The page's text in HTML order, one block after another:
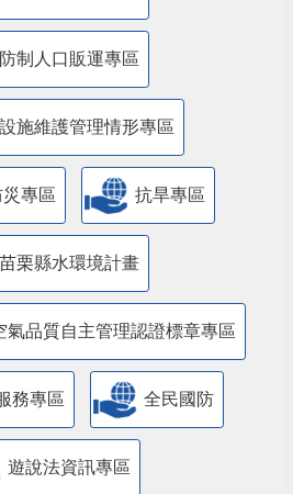
防制人口販運專區
施維護管理情形專區
專區 抗旱專區
苗栗縣水環境計畫
氣品質自主管理認證標章專區
務專區 全民國防
遊說法資訊專區